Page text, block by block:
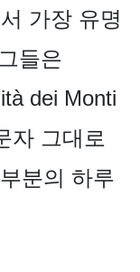
가장 유명
들은
dei Monti
자 그대로
분의 하루